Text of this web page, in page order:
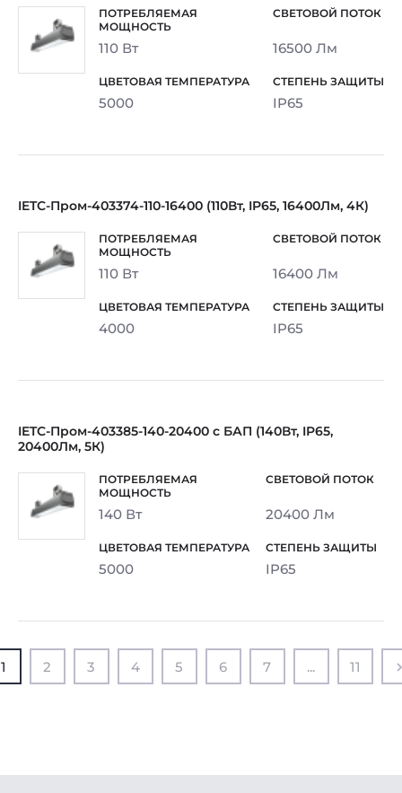
110 Вт 16500 Лм
5000 IP65
IETC-Пром-403374-110-16400 (110Вт, IP65, 16400Лм, 4К)
110 Вт 16400 Лм
4000 IP65
IETC-Пром-403385-140-20400 с БАП (140Вт, IP65,
20400Лм, 5К)
140 Вт 20400 Лм
5000 IP65
1 2 3 4 5 6 7 ... 11